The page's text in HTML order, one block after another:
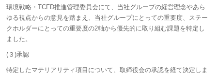
環境戦略・TCFD推進管理委員会にて、当社グループの経営理念やあら
ゆる視点からの意見を踏まえ、当社グループにとっての重要度、ステー
クホルダーにとっての重要度の2軸から優先的に取り組む課題を特定し
ました。
(３)承認
特定したマテリアリティ項目について、取締役会の承認を経て決定しま